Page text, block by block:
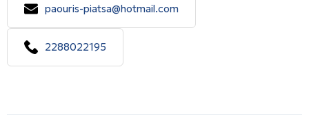
paouris-piatsa@hotmail.com
2288022195